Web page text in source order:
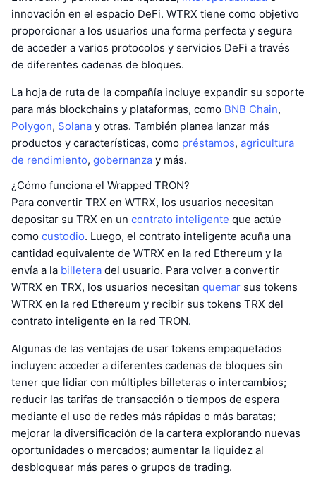
innovación en el espacio DeFi. WTRX tiene como objetivo
proporcionar a los usuarios una forma perfecta y segura
de acceder a varios protocolos y servicios DeFi a través
de diferentes cadenas de bloques.
La hoja de ruta de la compañía incluye expandir su soporte
para más blockchains y plataformas, como BNB Chain,
Polygon, Solana y otras. También planea lanzar más
productos y características, como préstamos, agricultura
de rendimiento, gobernanza y más.
¿Cómo funciona el Wrapped TRON?
Para convertir TRX en WTRX, los usuarios necesitan
depositar su TRX en un contrato inteligente que actúe
como custodio. Luego, el contrato inteligente acuña una
cantidad equivalente de WTRX en la red Ethereum y la
envía a la billetera del usuario. Para volver a convertir
WTRX en TRX, los usuarios necesitan quemar sus tokens
WTRX en la red Ethereum y recibir sus tokens TRX del
contrato inteligente en la red TRON.
Algunas de las ventajas de usar tokens empaquetados
incluyen: acceder a diferentes cadenas de bloques sin
tener que lidiar con múltiples billeteras o intercambios;
reducir las tarifas de transacción o tiempos de espera
mediante el uso de redes más rápidas o más baratas;
mejorar la diversificación de la cartera explorando nuevas
oportunidades o mercados; aumentar la liquidez al
desbloquear más pares o grupos de trading.